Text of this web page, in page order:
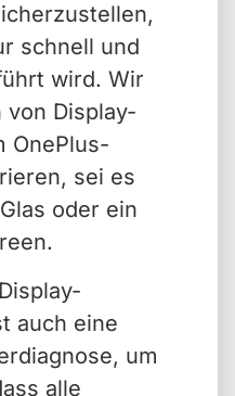
schnell und
wird. Wir
von Display-
OnePlus-
sei es
oder ein
auch eine
um
alle